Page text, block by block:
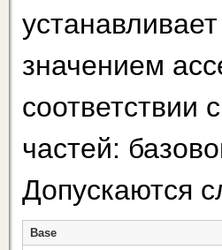
значением
соответствии
частей:
Допускаются
Base